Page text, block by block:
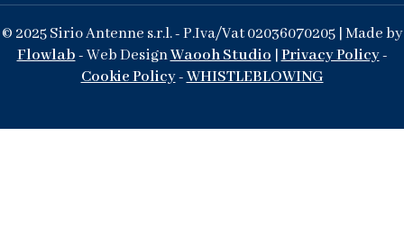
© 2025 Sirio Antenne s.r.l. - P.Iva/Vat 02036070205 | Made by
Flowlab- Web DesignWaooh Studio|Privacy Policy-
Cookie Policy-WHISTLEBLOWING